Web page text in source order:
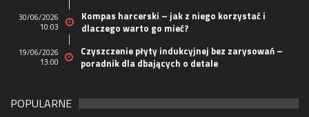
30/06/2026
10:03
Kompas harcerski – jak z niego korzystać i
dlaczego warto go mieć?
19/06/2026
13:00
Czyszczenie płyty indukcyjnej bez zarysowań –
poradnik dla dbających o detale
POPULARNE